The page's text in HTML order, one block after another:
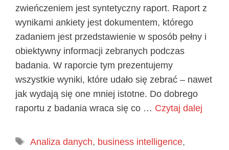
zwieńczeniem jest syntetyczny raport. Raport z
wynikami ankiety jest dokumentem, którego
zadaniem jest przedstawienie w sposób pełny i
obiektywny informacji zebranych podczas
badania. W raporcie tym prezentujemy
wszystkie wyniki, które udało się zebrać – nawet
jak wydają się one mniej istotne. Do dobrego
raportu z badania wraca się co … Czytaj dalej
Tagi
Analiza danych, business intelligence,